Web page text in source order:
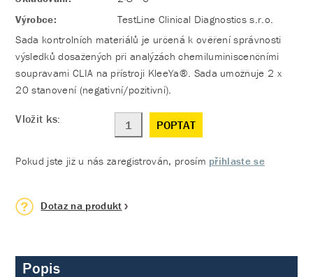
Výrobce:
TestLine Clinical Diagnostics s.r.o.
Sada kontrolních materiálů je určená k ověření správnosti
výsledků dosažených při analýzách chemiluminiscenčními
soupravami CLIA na přístroji KleeYa®. Sada umožňuje 2 x
20 stanovení (negativní/pozitivní).
Vložit ks: POPTAT
Pokud jste již u nás zaregistrován, prosím přihlaste se
Dotaz na produkt
Popis